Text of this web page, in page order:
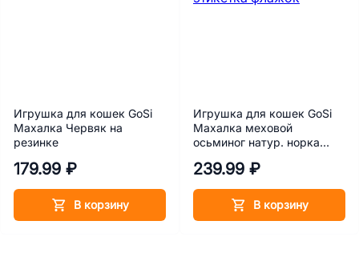
Игрушка для кошек GoSi
Махалка Червяк на
резинке
179.99 ₽
В корзину
Игрушка для кошек GoSi
Махалка меховой
осьминог натур. норка
239.99 ₽
В корзину